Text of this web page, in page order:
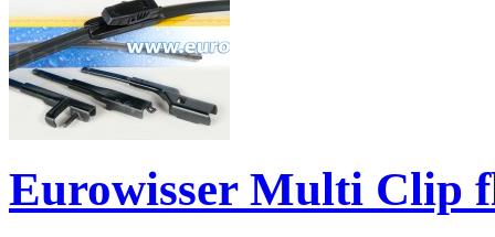
Resultaten 1 - 13 van 13
Eurowisser Multi Clip